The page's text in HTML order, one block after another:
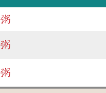
粥
粥
粥